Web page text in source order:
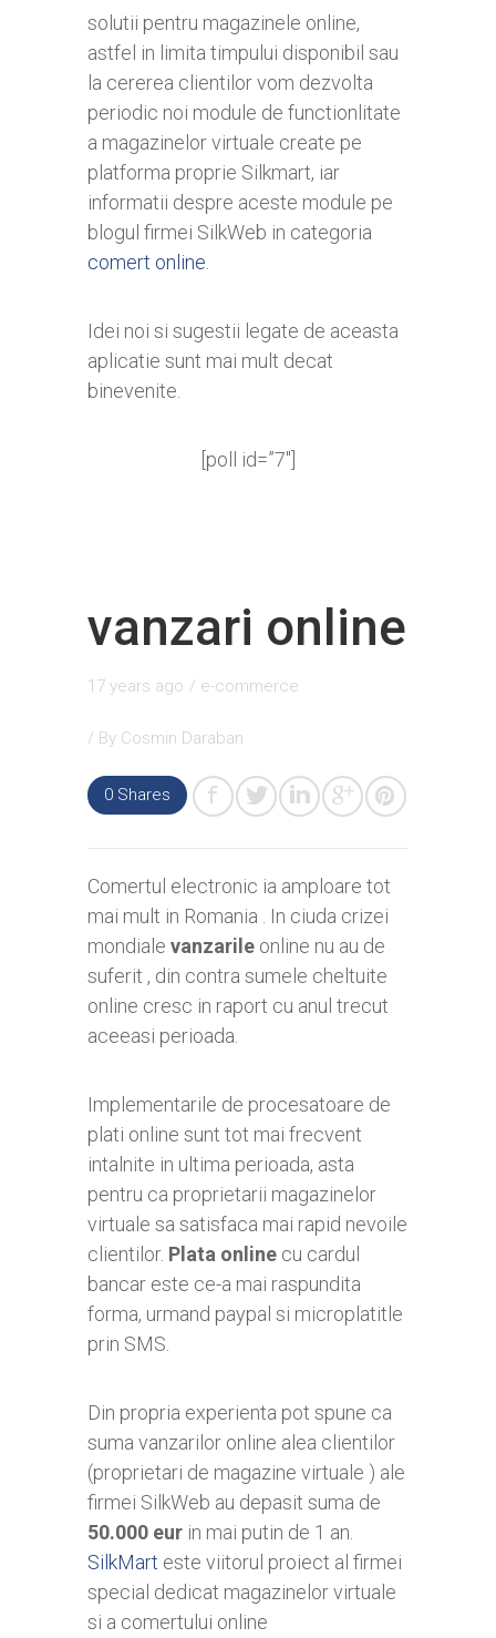
solutii pentru magazinele online,
astfel in limita timpului disponibil sau
la cererea clientilor vom dezvolta
periodic noi module de functionlitate
a magazinelor virtuale create pe
platforma proprie Silkmart, iar
informatii despre aceste module pe
blogul firmei SilkWeb in categoria
comert online.
Idei noi si sugestii legate de aceasta
aplicatie sunt mai mult decat
binevenite.
[poll id=”7″]
vanzari online
17 years ago / e-commerce
/ By Cosmin Daraban
0 Shares
Comertul electronic ia amploare tot
mai mult in Romania . In ciuda crizei
mondiale vanzarile online nu au de
suferit , din contra sumele cheltuite
online cresc in raport cu anul trecut
aceeasi perioada.
Implementarile de procesatoare de
plati online sunt tot mai frecvent
intalnite in ultima perioada, asta
pentru ca proprietarii magazinelor
virtuale sa satisfaca mai rapid nevoile
clientilor. Plata online cu cardul
bancar este ce-a mai raspundita
forma, urmand paypal si microplatitle
prin SMS.
Din propria experienta pot spune ca
suma vanzarilor online alea clientilor
(proprietari de magazine virtuale ) ale
firmei SilkWeb au depasit suma de
50.000 eur in mai putin de 1 an.
SilkMart este viitorul proiect al firmei
special dedicat magazinelor virtuale
si a comertului online